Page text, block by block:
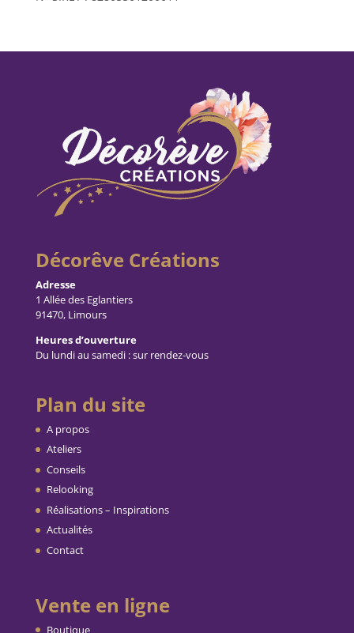
Décorêve Créations
Adresse
1 Allée des Eglantiers
91470, Limours
Heures d’ouverture
Du lundi au samedi : sur rendez-vous
Plan du site
A propos
Ateliers
Conseils
Relooking
Réalisations – Inspirations
Actualités
Contact
Vente en ligne
Boutique